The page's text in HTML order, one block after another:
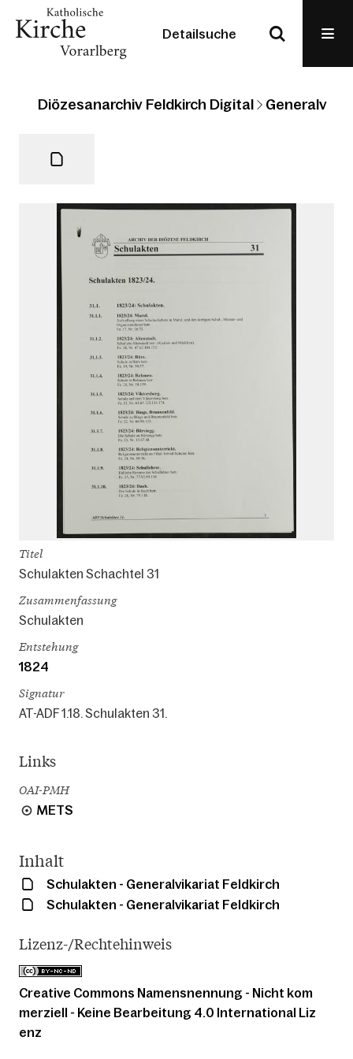
Detailsuche
Diözesanarchiv Feldkirch Digital
Titel
Schulakten Schachtel 31
Zusammenfassung
Schulakten
Entstehung
1824
Signatur
AT-ADF 1.18. Schulakten 31.
Links
OAI-PMH
METS
Inhalt
Schulakten - Generalvikariat Feldkirch
Schulakten - Generalvikariat Feldkirch
Lizenz-/Rechtehinweis
Creative Commons Namensnennung - Nicht kom
merziell - Keine Bearbeitung 4.0 International Liz
enz